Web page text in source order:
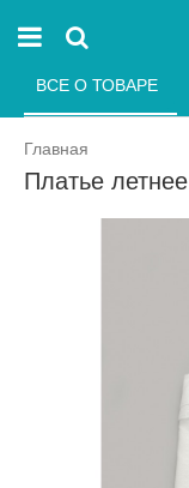
Главная
Платье
ВСЕ О ТОВАРЕ